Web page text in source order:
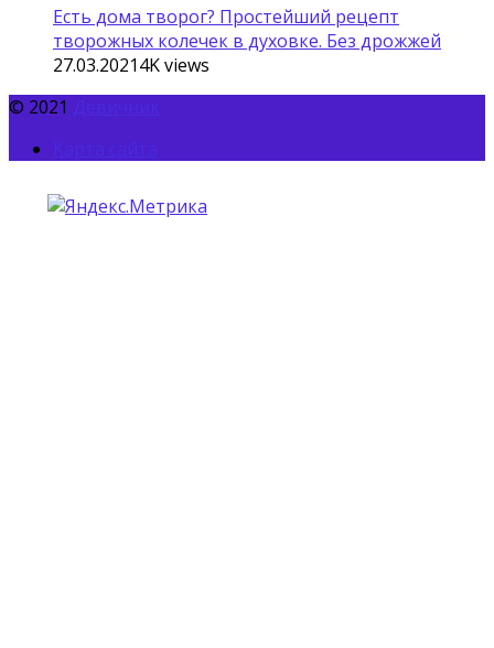
Есть дома творог? Простейший рецепт
творожных колечек в духовке. Без дрожжей
27.03.20214Kviews
© 2021